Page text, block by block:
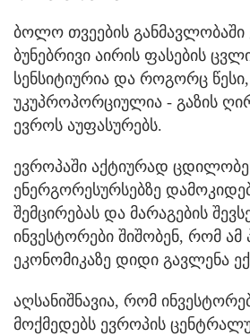
ბოლო თვეების განმავლობაში
ბუნებრივი აირის ფასების
სენსიტიურია და როგორც
უკუპროპორციულია - გაზის
ევროს აუფასურებს.
ევროპაში აქტიურად
ენერგორესურსებზე
შემცირებას და მარაგების
ინვესტორები შიშობენ, რომ
ეკონომიკაზე დიდი გავლენა
აღსანიშნავია, რომ
მოქმედებს ევროპის